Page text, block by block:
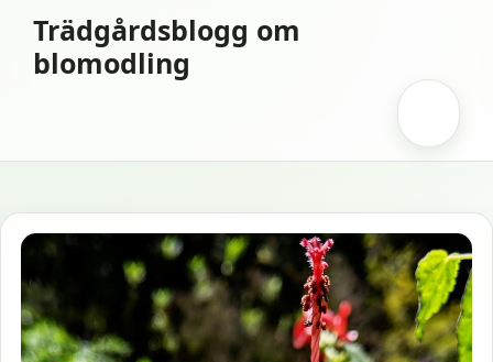
innehåll
Trädgårdsblogg om
blomodling